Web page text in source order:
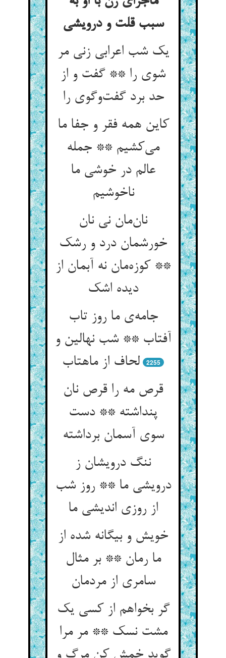
یک شب اعرابی زنی مر
شوی را ** گفت و از
حد برد گفت‌‌وگوی را
کاین همه فقر و جفا ما
می‌‌کشیم ** جمله
عالم در خوشی ما
ناخوشیم‌‌
نان‌‌مان نی نان
خورشمان درد و رشک
** کوزه‌‌مان نه آبمان از
جامه‌‌ی ما روز تاب
آفتاب ** شب نهالین و
2255
قرص مه را قرص نان
پنداشته ** دست
سوی آسمان برداشته‌‌
ننگ درویشان ز
درویشی ما ** روز شب
از روزی اندیشی ما
خویش و بیگانه شده از
ما رمان ** بر مثال
سامری از مردمان‌‌
گر بخواهم از کسی یک
مشت نسک ** مر مرا